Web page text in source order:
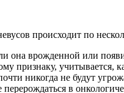
происходит по
она врожденной или
признаку, учитывается,
никогда не будут
в